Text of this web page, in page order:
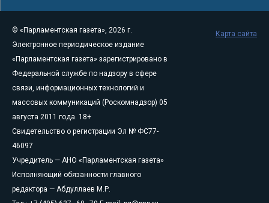
© «Парламентская газета», 2026 г.
Электронное периодическое издание
«Парламентская газета» зарегистрировано в
Федеральной службе по надзору в сфере
связи, информационных технологий и
массовых коммуникаций (Роскомнадзор) 05
августа 2011 года. 18+
Свидетельство о регистрации Эл № ФС77-
46097
Учредитель — АНО «Парламентская газета»
Исполняющий обязанности главного
редактора — Абдуллаев М.Р.
Карта сайта